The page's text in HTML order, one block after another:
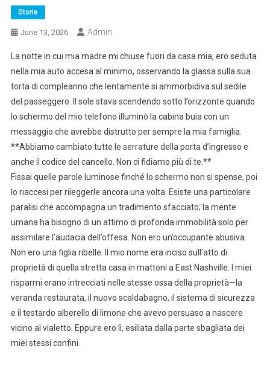
Storie
June 13, 2026 Admin
La notte in cui mia madre mi chiuse fuori da casa mia, ero seduta
nella mia auto accesa al minimo, osservando la glassa sulla sua
torta di compleanno che lentamente si ammorbidiva sul sedile
del passeggero. Il sole stava scendendo sotto l’orizzonte quando
lo schermo del mio telefono illuminò la cabina buia con un
messaggio che avrebbe distrutto per sempre la mia famiglia.
**Abbiamo cambiato tutte le serrature della porta d’ingresso e
anche il codice del cancello. Non ci fidiamo più di te.**
Fissai quelle parole luminose finché lo schermo non si spense, poi
lo riaccesi per rileggerle ancora una volta. Esiste una particolare
paralisi che accompagna un tradimento sfacciato; la mente
umana ha bisogno di un attimo di profonda immobilità solo per
assimilare l’audacia dell’offesa. Non ero un’occupante abusiva.
Non ero una figlia ribelle. Il mio nome era inciso sull’atto di
proprietà di quella stretta casa in mattoni a East Nashville. I miei
risparmi erano intrecciati nelle stesse ossa della proprietà—la
veranda restaurata, il nuovo scaldabagno, il sistema di sicurezza
e il testardo alberello di limone che avevo persuaso a nascere
vicino al vialetto. Eppure ero lì, esiliata dalla parte sbagliata dei
miei stessi confini.